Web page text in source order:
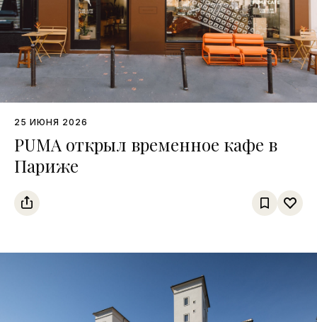
25 ИЮНЯ 2026
PUMA открыл временное кафе в
Париже